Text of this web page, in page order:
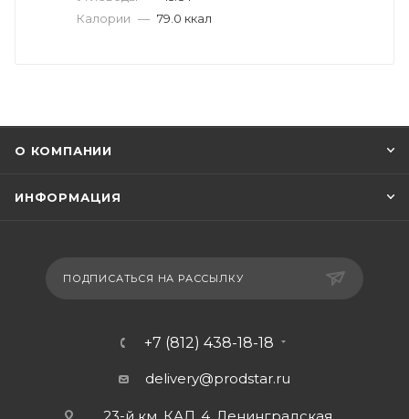
Калории — 79.0 ккал
О КОМПАНИИ
ИНФОРМАЦИЯ
ПОДПИСАТЬСЯ НА РАССЫЛКУ
+7 (812) 438-18-18
delivery@prodstar.ru